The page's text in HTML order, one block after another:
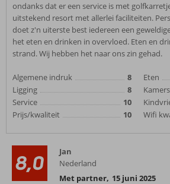
ondanks dat er een service is met
uitstekend resort met allerlei faciliteiten.
doet z'n uiterste best iedereen een
het eten en drinken in overvloed. Eten en
strand. Wij hebben het naar ons zin gehad.
Algemene indruk
8
Ligging
8
Service
10
Prijs/kwaliteit
10
Eten
Kamers
Wifi
8,0
Jan
Nederland
Met partner, 15 juni 2025